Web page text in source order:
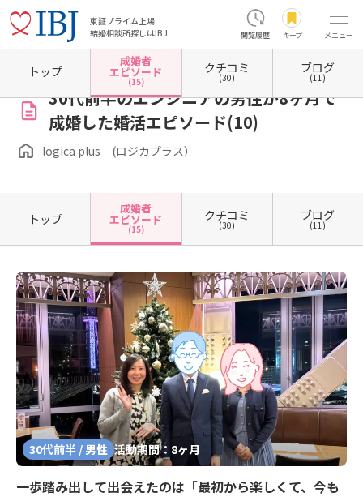
東証プライム上場
結婚相談所探しはIBJ
閲覧履歴 キープ メニュー
ホーム 愛知県の結婚相談所 愛知県名古屋市 愛知県名古屋市昭和区 logica plus (ロ
30代前半のエンジニアの男性が8ヶ月で
成婚した婚活エピソード(10)
logica plus (ロジカプラス）
トップ
成婚者
エピソード
(15)
クチコミ
(30)
ブログ
(11)
トップ
成婚者
エピソード
(15)
クチコミ
(30)
ブログ
(11)
30代前半 / 男性 活動期間：8ヶ月
一歩踏み出して出会えたのは「最初から楽しくて、今も